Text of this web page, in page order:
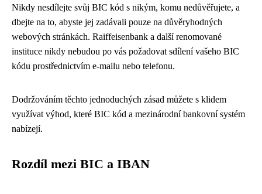
Nikdy nesdílejte svůj BIC kód s nikým, komu nedůvěřujete, a
dbejte na to, abyste jej zadávali pouze na důvěryhodných
webových stránkách. Raiffeisenbank a další renomované
instituce nikdy nebudou po vás požadovat sdílení vašeho BIC
kódu prostřednictvím e-mailu nebo telefonu.
Dodržováním těchto jednoduchých zásad můžete s klidem
využívat výhod, které BIC kód a mezinárodní bankovní systém
nabízejí.
Rozdíl mezi BIC a IBAN